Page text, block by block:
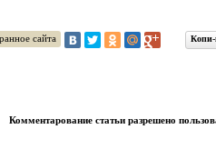
сайта Копи-
Комментарование статьи разрешено